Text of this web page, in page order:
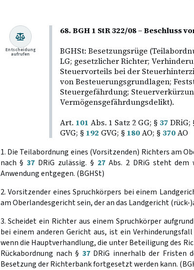
68. BGH 1 StR 322/08 – Beschluss
BGHSt: Besetzungsrüge
LG; gesetzlicher Richter;
Steuervorteils bei der
von Besteuerungsgrundlagen;
Steuergefährdung;
Vermögensgefährdungsdelikt).
Art. 101 Abs. 1 Satz 2 GG; § 37 DRiG;
GVG; § 192 GVG; § 180AO; § 370AO
Entscheidung
aufrufen
1. Die Teilabordnung eines (Vorsitzenden) Richters am
nach §37 DRiG zulässig. § 27Abs. 2 DRiG steht dem
Anwendung entgegen. (BGHSt)
2. Vorsitzender eines Spruchkörpers bei einem
am Oberlandesgericht sein, der an das Landgericht (rück-
3. Scheidet ein Richter aus einem Spruchkörper
bei einem anderen Gericht aus, ist ein Verhinderungsfall
wenn die Hauptverhandlung, die unter Beteiligung des
Rückabordnung nach § 37DRiG innerhalb der Fristen
Besetzung der Richterbank fortgesetzt werden kann.